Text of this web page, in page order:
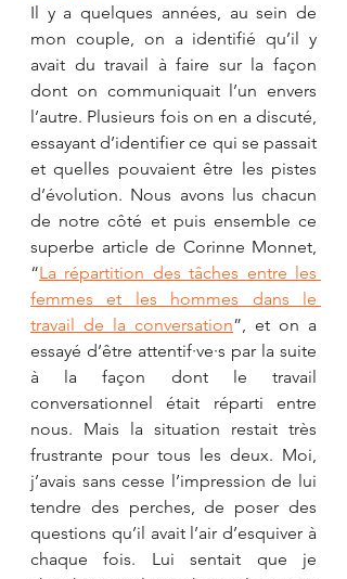
Il y a quelques années, au sein de
mon couple, on a identifié qu’il y
avait du travail à faire sur la façon
dont on communiquait l’un envers
l’autre. Plusieurs fois on en a discuté,
essayant d’identifier ce qui se passait
et quelles pouvaient être les pistes
d’évolution. Nous avons lus chacun
de notre côté et puis ensemble ce
superbe article de Corinne Monnet,
“La répartition des tâches entre les
femmes et les hommes dans le
travail de la conversation”, et on a
essayé d’être attentif·ve·s par la suite
à la façon dont le travail
conversationnel était réparti entre
nous. Mais la situation restait très
frustrante pour tous les deux. Moi,
j’avais sans cesse l’impression de lui
tendre des perches, de poser des
questions qu’il avait l’air d’esquiver à
chaque fois. Lui sentait que je